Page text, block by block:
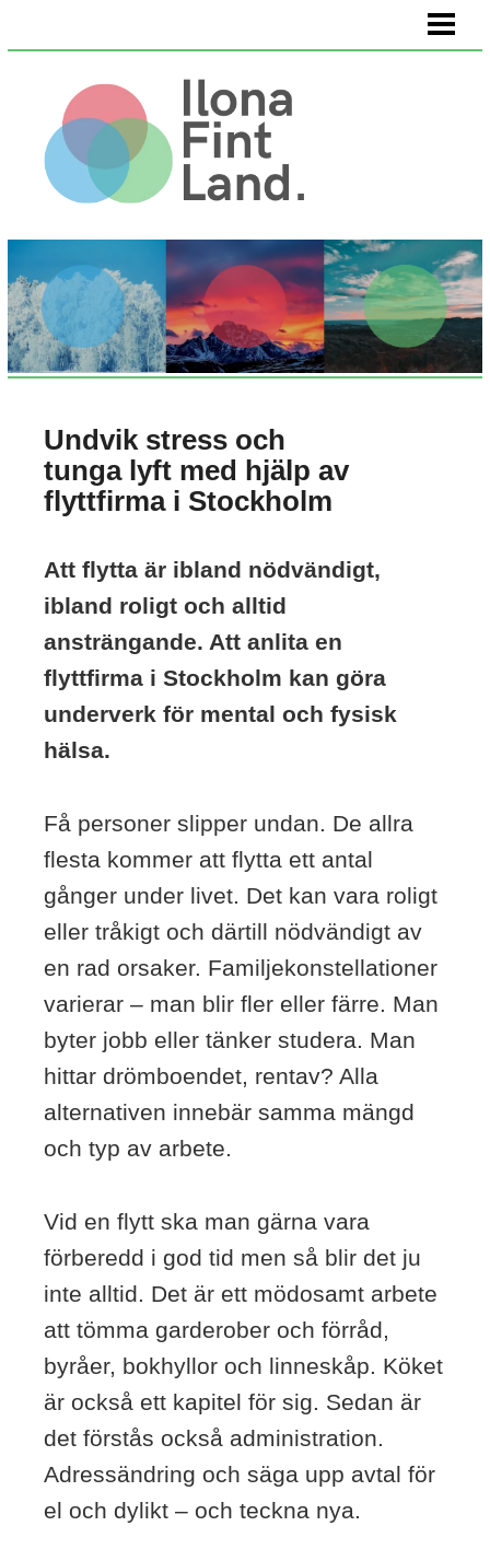
KÖPA KONST
OM OSS
Undvik stress och
tunga lyft med hjälp av
flyttfirma i Stockholm
Att flytta är ibland nödvändigt,
ibland roligt och alltid
ansträngande. Att anlita en
flyttfirma i Stockholm kan göra
underverk för mental och fysisk
hälsa.
Få personer slipper undan. De allra
flesta kommer att flytta ett antal
gånger under livet. Det kan vara roligt
eller tråkigt och därtill nödvändigt av
en rad orsaker. Familjekonstellationer
varierar – man blir fler eller färre. Man
byter jobb eller tänker studera. Man
hittar drömboendet, rentav? Alla
alternativen innebär samma mängd
och typ av arbete.
Vid en flytt ska man gärna vara
förberedd i god tid men så blir det ju
inte alltid. Det är ett mödosamt arbete
att tömma garderober och förråd,
byråer, bokhyllor och linneskåp. Köket
är också ett kapitel för sig. Sedan är
det förstås också administration.
Adressändring och säga upp avtal för
el och dylikt – och teckna nya.